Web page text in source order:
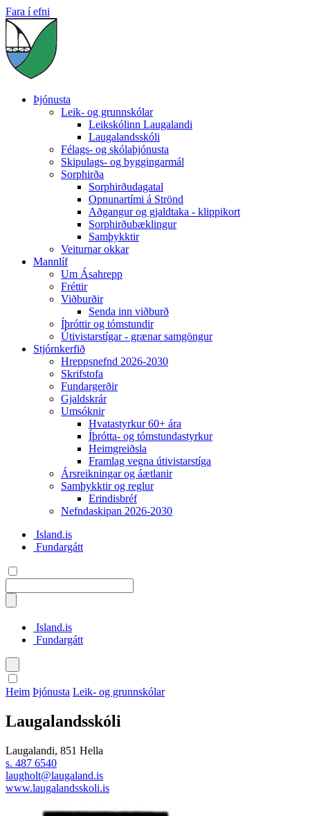
Fara í efni
Þjónusta
Leik- og grunnskólar
Leikskólinn Laugalandi
Laugalandsskóli
Félags- og skólaþjónusta
Skipulags- og byggingarmál
Sorphirða
Sorphirðudagatal
Opnunartími á Strönd
Aðgangur og gjaldtaka - klippikort
Sorphirðubæklingur
Samþykktir
Veiturnar okkar
Mannlíf
Um Ásahrepp
Fréttir
Viðburðir
Senda inn viðburð
Íþróttir og tómstundir
Útivistarstígar - grænar samgöngur
Stjórnkerfið
Hreppsnefnd 2026-2030
Skrifstofa
Fundargerðir
Gjaldskrár
Umsóknir
Hvatastyrkur 60+ ára
Íþrótta- og tómstundastyrkur
Heimgreiðsla
Framlag vegna útivistarstíga
Ársreikningar og áætlanir
Samþykktir og reglur
Erindisbréf
Nefndaskipan 2026-2030
Island.is
Fundargátt
Island.is
Fundargátt
Heim Þjónusta Leik- og grunnskólar
Laugalandsskóli
Laugalandi, 851 Hella
s. 487 6540
laugholt@laugaland.is
www.laugalandsskoli.is